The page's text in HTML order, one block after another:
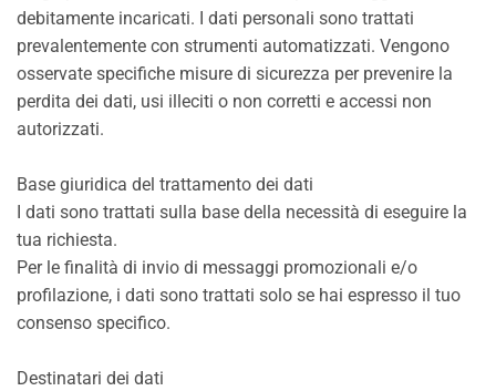
debitamente incaricati. I dati personali sono trattati
prevalentemente con strumenti automatizzati. Vengono
osservate specifiche misure di sicurezza per prevenire la
perdita dei dati, usi illeciti o non corretti e accessi non
autorizzati.
Base giuridica del trattamento dei dati
I dati sono trattati sulla base della necessità di eseguire la
tua richiesta.
Per le finalità di invio di messaggi promozionali e/o
profilazione, i dati sono trattati solo se hai espresso il tuo
consenso specifico.
Destinatari dei dati